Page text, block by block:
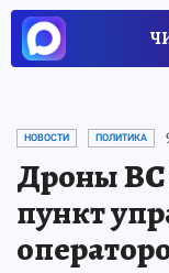
НОВОСТИ ПОЛИТИКА
Дроны
пункт